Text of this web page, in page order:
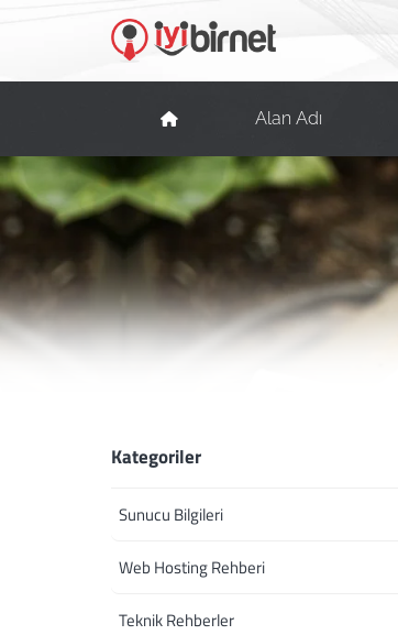
Alan Adı
Kategoriler
Sunucu Bilgileri
Web Hosting Rehberi
Teknik Rehberler